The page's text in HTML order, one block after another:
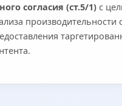
согласия (ст.5/1) с
производительности